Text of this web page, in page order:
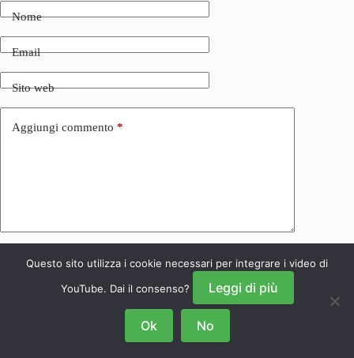
Nome
Email
Sito web
Aggiungi commento *
Invia commento
Questo sito utilizza i cookie necessari per integrare i video di
YouTube. Dai il consenso?
Leggi di più
Ok No